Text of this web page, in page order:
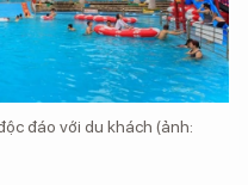
đáo với du khách (ảnh: